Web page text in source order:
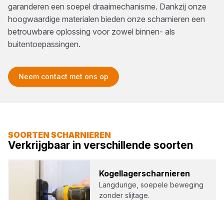
garanderen een soepel draaimechanisme. Dankzij onze
hoogwaardige materialen bieden onze scharnieren een
betrouwbare oplossing voor zowel binnen- als
buitentoepassingen.
Neem contact met ons op
SOORTEN SCHARNIEREN
Verkrijgbaar in verschillende soorten
Kogel­la­gerschar­nie­ren
Langdurige, soepele beweging
zonder slijtage.